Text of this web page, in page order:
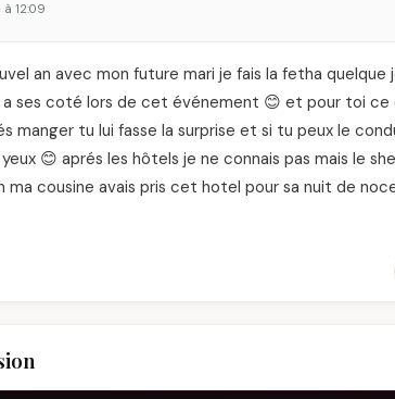
à 12:09
an avec mon future mari je fais la fetha quelque
ses coté lors de cet événement 😊 et pour toi ce
manger tu lui fasse la surprise et si tu peux le
😊 aprés les hôtels je ne connais pas mais le
ma cousine avais pris cet hotel pour sa nuit de